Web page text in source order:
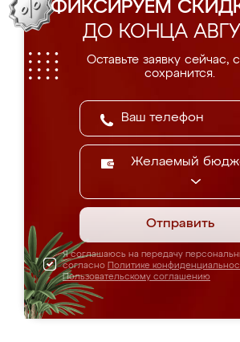
ФИКСИРУЕМ
ДО КОНЦА
Оставьте заявку сейчас,
сохранится.
Желаемый
Отправить
Я соглашаюсь на передачу
согласно Политике
Пользовательскому соглашению